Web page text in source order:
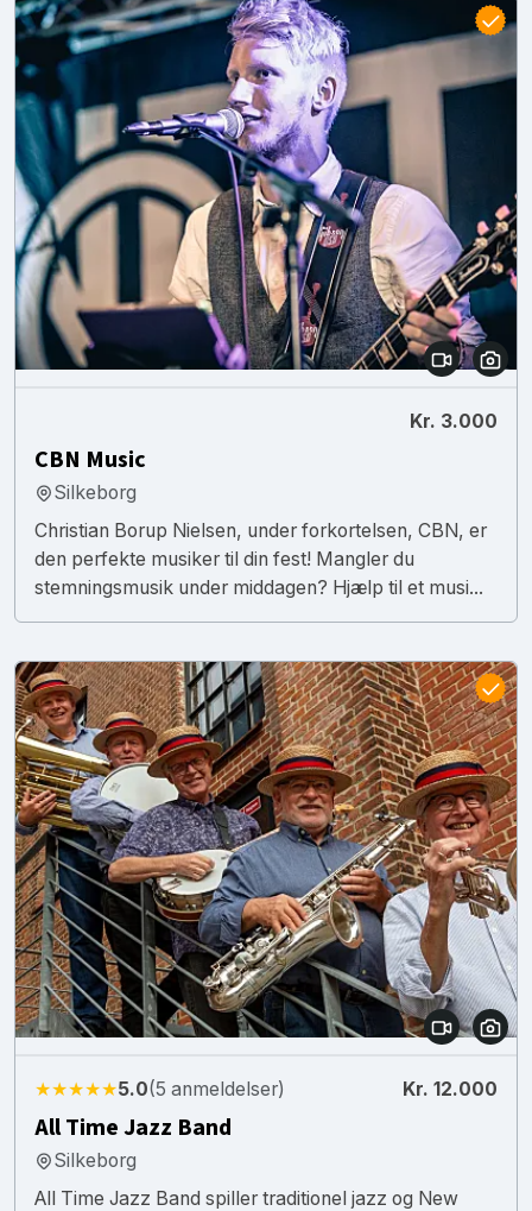
Kr. 3.000
CBN Music
Silkeborg
Christian Borup Nielsen, under forkortelsen, CBN, er
den perfekte musiker til din fest! Mangler du
stemningsmusik under middagen? Hjælp til et musi...
★★★★★5.0(5 anmeldelser) Kr. 12.000
All Time Jazz Band
Silkeborg
All Time Jazz Band spiller traditionel jazz og New